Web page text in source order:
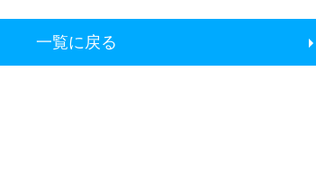
一覧に戻る